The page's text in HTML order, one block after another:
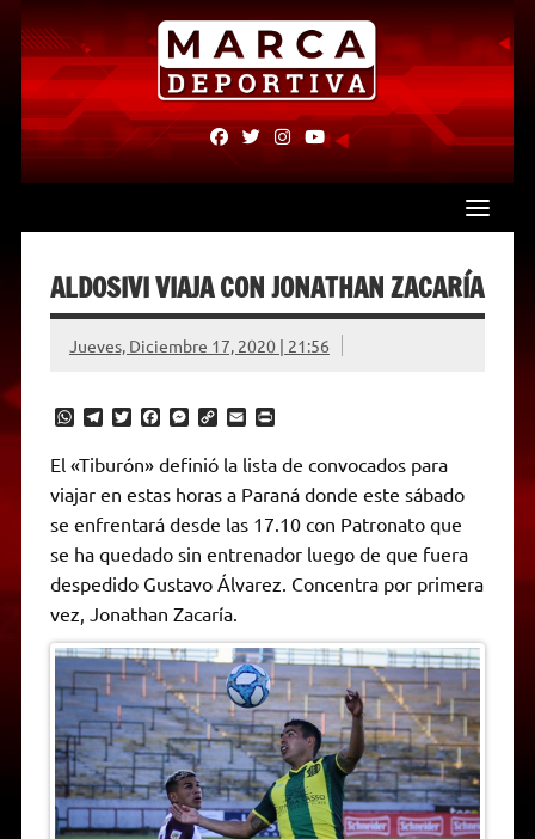
Skip
content
fab
fa-
fab
fa-
fab fab
ALDOSIVI VIAJA CON JONATHAN ZACARÍA
Jueves, Diciembre 17, 2020 | 21:56
W
a
t
s
A
p
p
T
e
g
r
a
m
T
i
t
t
e
r
F
c
e
b
o
o
k
M
s
s
e
g
e
C
p
y
L
n
k
E
a
i
l
P
n
t
F
r
i
n
y
El «Tiburón» definió la lista de convocados para
viajar en estas horas a Paraná donde este sábado
se enfrentará desde las 17.10 con Patronato que
se ha quedado sin entrenador luego de que fuera
despedido Gustavo Álvarez. Concentra por primera
vez, Jonathan Zacaría.